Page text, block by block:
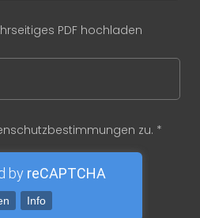
PDF hochladen
zu. *
by reCAPTCHA
Info